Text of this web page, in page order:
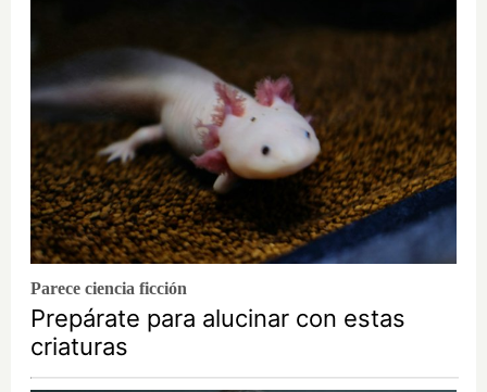
Parece ciencia ficción
Prepárate para alucinar con estas
criaturas